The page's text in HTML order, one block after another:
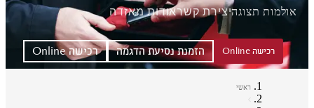
אולמות תצוגהיצירת קשראודות מאזדה
רכישה Online הזמנת נסיעת הדגמה רכישה Online
ראשי